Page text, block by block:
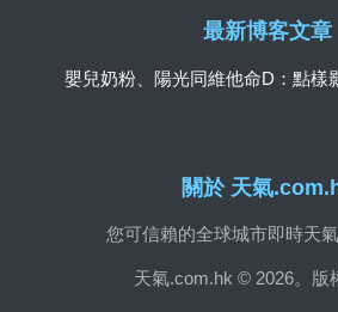
關於 天氣
您可信賴的全球城市即時天氣
天氣.com.hk © 2026。版
最新博客文章
嬰兒奶粉、陽光同維他命D：點樣